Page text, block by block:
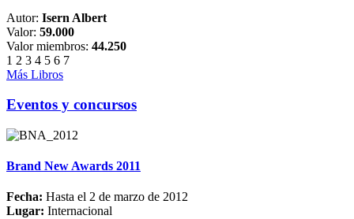
Autor: Isern Albert
Valor: 59.000
Valor miembros: 44.250
1 2 3 4 5 6 7
Más Libros
Eventos y concursos
Brand New Awards 2011
Fecha: Hasta el 2 de marzo de 2012
Lugar: Internacional